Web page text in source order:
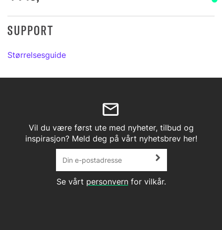
SUPPORT
Størrelsesguide
Vil du være først ute med nyheter, tilbud og
inspirasjon? Meld deg på vårt nyhetsbrev her!
Se vårt personvernfor vilkår.